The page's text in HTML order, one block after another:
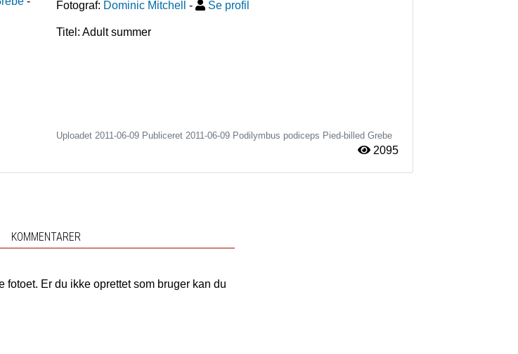
Fotograf: Dominic Mitchell - Se profil
Titel: Adult summer
Uploadet 2011-06-09 Publiceret 2011-06-09 Podilymbus podiceps Pied-billed Grebe
2095
KOMMENTARER
fotoet. Er du ikke oprettet som bruger kan du